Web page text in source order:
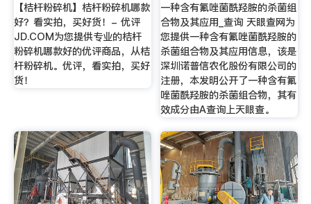
【桔杆粉碎机】桔杆粉碎机哪款
好？看实拍，买好货！- 优评
JD.COM为您提供专业的桔杆
粉碎机哪款好的优评商品，从桔
杆粉碎机。优评，看实拍，买好
货！
一种含有氟唑菌酰羟胺的杀菌组
合物及其应用_查询 天眼查网为
您提供一种含有氟唑菌酰羟胺的
杀菌组合物及其应用信息，该是
深圳诺普信农化股份有限公司的
注册，本发明公开了一种含有氟
唑菌酰羟胺的杀菌组合物，其有
效成分由A查询上天眼查。